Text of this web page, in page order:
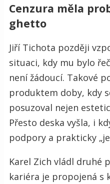
Cenzura měla
ghetto
Jiří Tichota později
situaci, kdy mu bylo
není žádoucí. Takové
produktem doby, kdy
posuzoval nejen
Přesto deska vyšla, i
podpory a prakticky
Karel Zich vládl druhé
kariéra je propojená s